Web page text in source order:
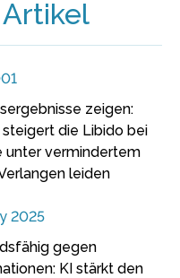
zeigen:
steigert die Libido bei
unter vermindertem
leiden
2025
gegen
KI stärkt den